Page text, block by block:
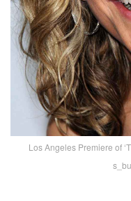
Los Angeles Premiere of